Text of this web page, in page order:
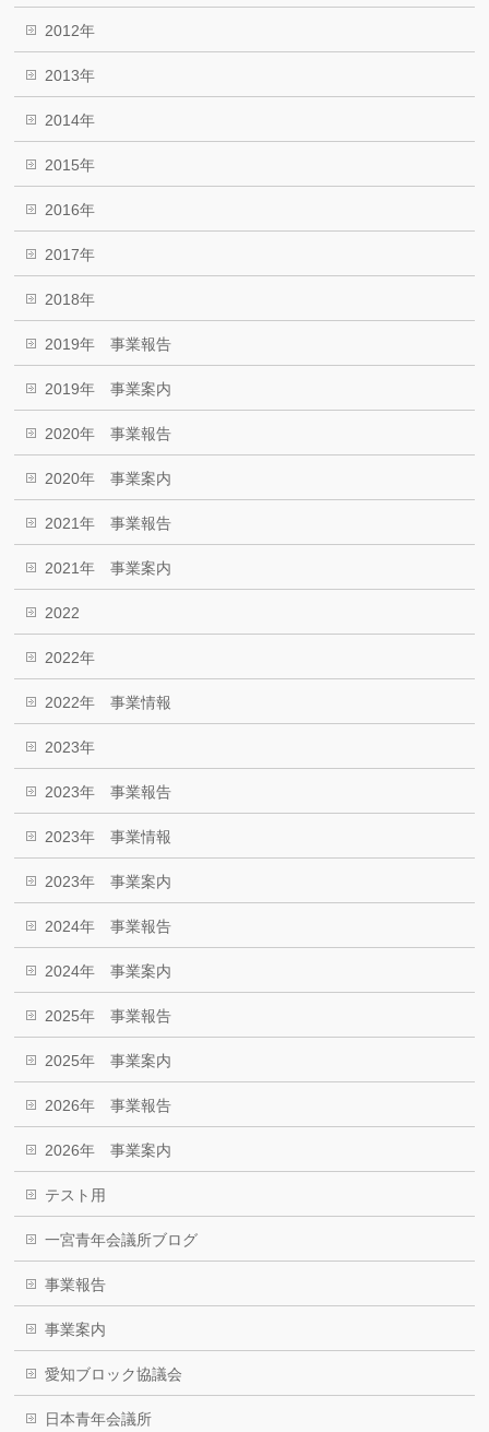
2012年
2013年
2014年
2015年
2016年
2017年
2018年
2019年 事業報告
2019年 事業案内
2020年 事業報告
2020年 事業案内
2021年 事業報告
2021年 事業案内
2022
2022年
2022年 事業情報
2023年
2023年 事業報告
2023年 事業情報
2023年 事業案内
2024年 事業報告
2024年 事業案内
2025年 事業報告
2025年 事業案内
2026年 事業報告
2026年 事業案内
テスト用
一宮青年会議所ブログ
事業報告
事業案内
愛知ブロック協議会
日本青年会議所